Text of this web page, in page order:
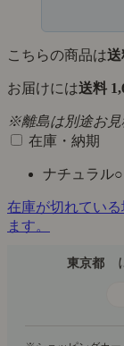
こちらの商品は送
お届けには送料
※離島は別途お見
在庫・納期
ナチュラル○
在庫が切れてい
ます。
東京都